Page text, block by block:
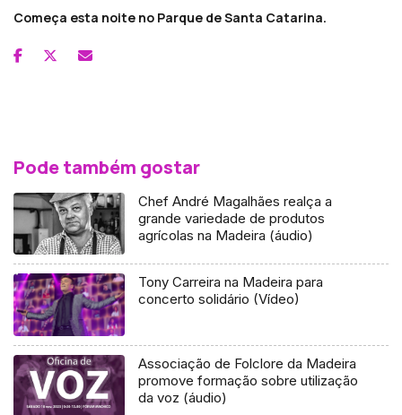
Começa esta noite no Parque de Santa Catarina.
Pode também gostar
Chef André Magalhães realça a
grande variedade de produtos
agrícolas na Madeira (áudio)
Tony Carreira na Madeira para
concerto solidário (Vídeo)
Associação de Folclore da Madeira
promove formação sobre utilização
da voz (áudio)